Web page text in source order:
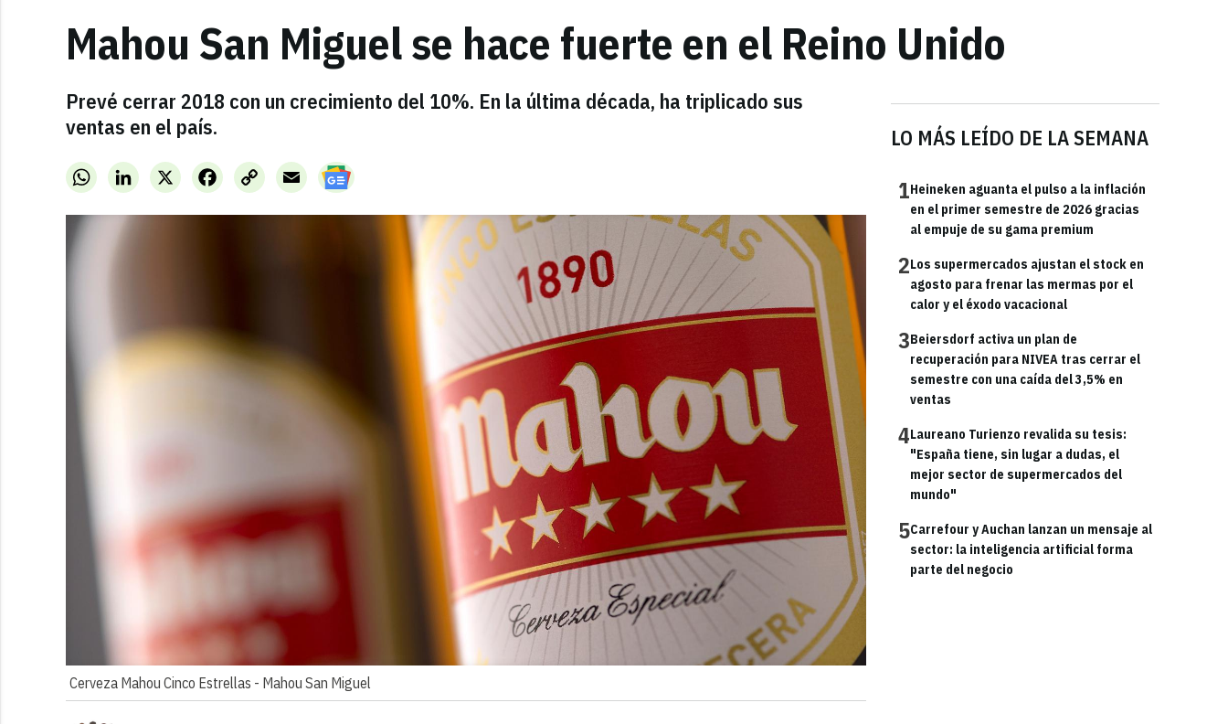
Mahou San Miguel se hace fuerte en el Reino Unido
Prevé cerrar 2018 con un crecimiento del 10%. En la última década, ha triplicado sus
ventas en el país.
WhatsAppLinkedInX FacebookCopy
Link
Email
Cerveza Mahou Cinco Estrellas - Mahou San Miguel
LO MÁS LEÍDO DE LA SEMANA
1Heineken aguanta el pulso a la inflación
en el primer semestre de 2026 gracias
al empuje de su gama premium
2Los supermercados ajustan el stock en
agosto para frenar las mermas por el
calor y el éxodo vacacional
3Beiersdorf activa un plan de
recuperación para NIVEA tras cerrar el
semestre con una caída del 3,5% en
ventas
4Laureano Turienzo revalida su tesis:
"España tiene, sin lugar a dudas, el
mejor sector de supermercados del
mundo"
5Carrefour y Auchan lanzan un mensaje al
sector: la inteligencia artificial forma
parte del negocio